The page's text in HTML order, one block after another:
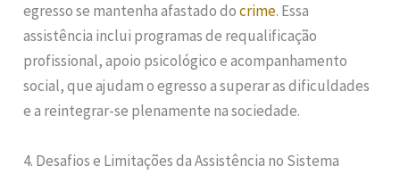
egresso se mantenha afastado docrime. Essa
assistência inclui programas de requalificação
profissional, apoio psicológico e acompanhamento
social, que ajudam o egresso a superar as dificuldades
e a reintegrar-se plenamente na sociedade.
4. Desafios e Limitações da Assistência no Sistema